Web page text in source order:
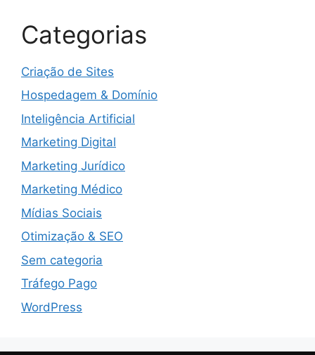
Categorias
Criação de Sites
Hospedagem & Domínio
Inteligência Artificial
Marketing Digital
Marketing Jurídico
Marketing Médico
Mídias Sociais
Otimização & SEO
Sem categoria
Tráfego Pago
WordPress